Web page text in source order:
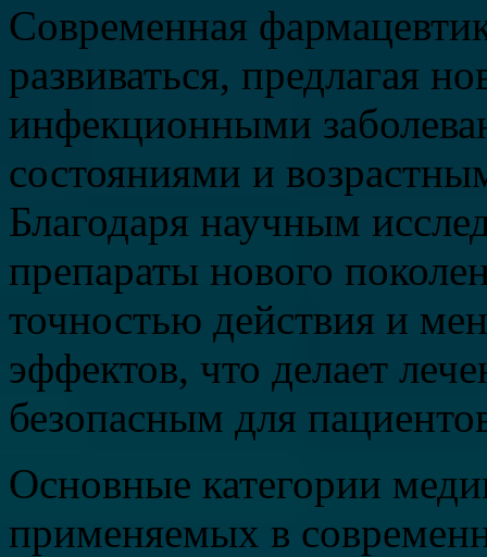
Современная
развиваться, предлагая
инфекционными
состояниями и
Благодаря научным
препараты нового
точностью действия и
эффектов, что делает
безопасным для
Основные категории
применяемых в